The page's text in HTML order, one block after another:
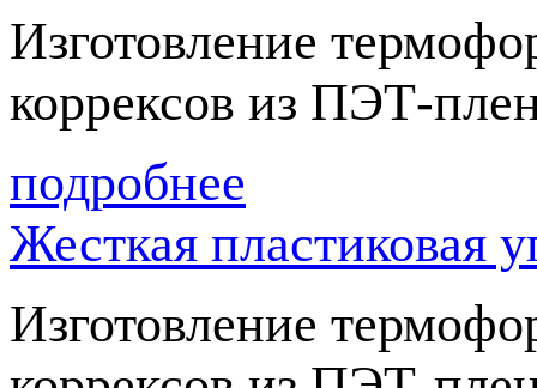
Изготовление
коррексов из ПЭТ-
подробнее
Жесткая пластиковая
Изготовление